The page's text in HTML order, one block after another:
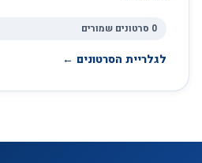
0 סרטונים שמורים
לגלריית הסרטונים ←